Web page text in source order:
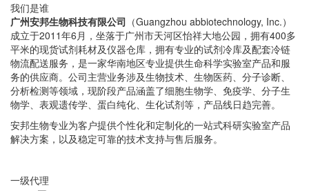
我们是谁
广州安邦生物科技有限公司 （Guangzhou abbiotechnology, Inc.）
成立于2011年6月，坐落于广州市天河区怡祥大地公园，拥有400多
平米的现货试剂耗材及仪器仓库，拥有专业的试剂冷库及配套冷链
物流配送服务，是一家华南地区专业提供生命科学实验室产品和服
务的供应商。公司主营业务涉及生物技术、生物医药、分子诊断、
分析检测等领域，现阶段产品涵盖了细胞生物学、免疫学、分子生
物学、表观遗传学、蛋白纯化、生化试剂等，产品线日趋完善。
安邦生物专业为客户提供个性化和定制化的一站式科研实验室产品
解决方案，以及稳定可靠的技术支持与售后服务。
一级代理